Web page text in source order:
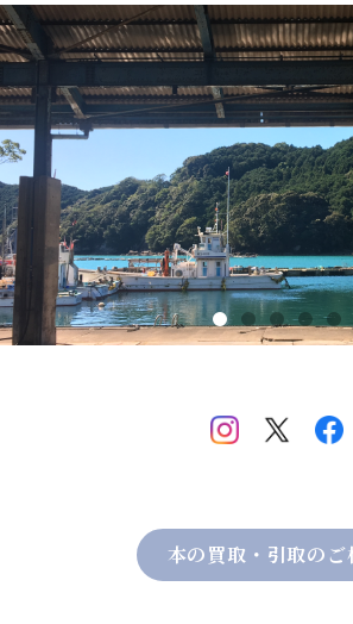
本の買取・引取のご